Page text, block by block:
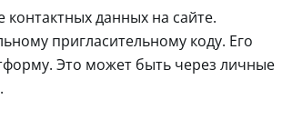
данных на сайте.
пригласительному коду. Его
Это может быть через личные